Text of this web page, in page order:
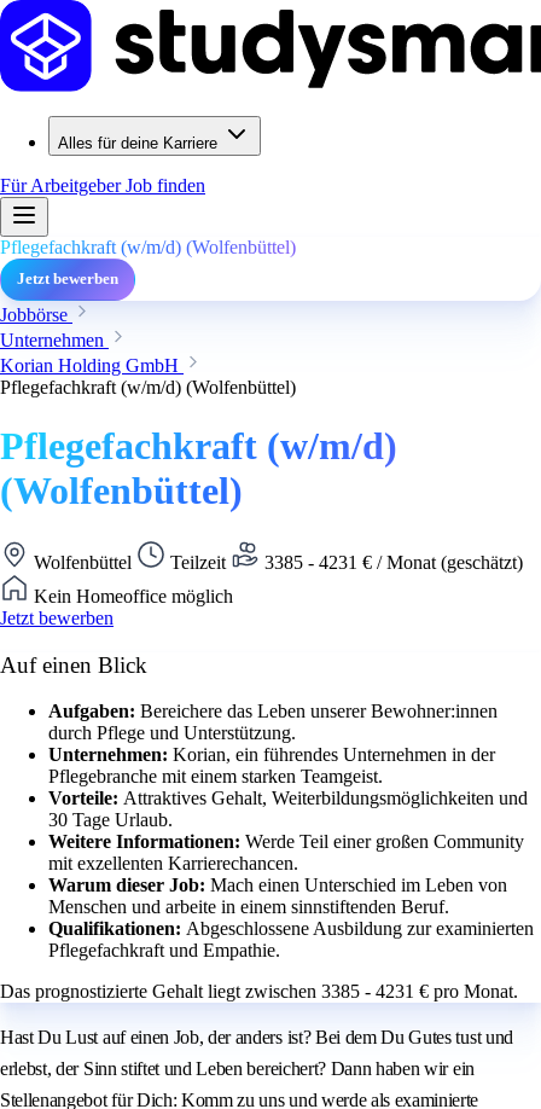
Alles für deine Karriere
Für ArbeitgeberJob finden
Pflegefachkraft (w/m/d) (Wolfenbüttel)
Jetzt bewerben
Jobbörse
Unternehmen
Korian Holding GmbH
Pflegefachkraft (w/m/d) (Wolfenbüttel)
Pflegefachkraft (w/m/d)
(Wolfenbüttel)
Wolfenbüttel Teilzeit
3385 - 4231 € / Monat (geschätzt)
Kein Homeoffice möglich
Jetzt bewerben
Auf einen Blick
Aufgaben: Bereichere das Leben unserer Bewohner:innen
durch Pflege und Unterstützung.
Unternehmen: Korian, ein führendes Unternehmen in der
Pflegebranche mit einem starken Teamgeist.
Vorteile: Attraktives Gehalt, Weiterbildungsmöglichkeiten und
30 Tage Urlaub.
Weitere Informationen: Werde Teil einer großen Community
mit exzellenten Karrierechancen.
Warum dieser Job: Mach einen Unterschied im Leben von
Menschen und arbeite in einem sinnstiftenden Beruf.
Qualifikationen: Abgeschlossene Ausbildung zur examinierten
Pflegefachkraft und Empathie.
Das prognostizierte Gehalt liegt zwischen 3385 - 4231 € pro Monat.
Hast Du Lust auf einen Job, der anders ist? Bei dem Du Gutes tust und
erlebst, der Sinn stiftet und Leben bereichert? Dann haben wir ein
Stellenangebot für Dich: Komm zu uns und werde als examinierte